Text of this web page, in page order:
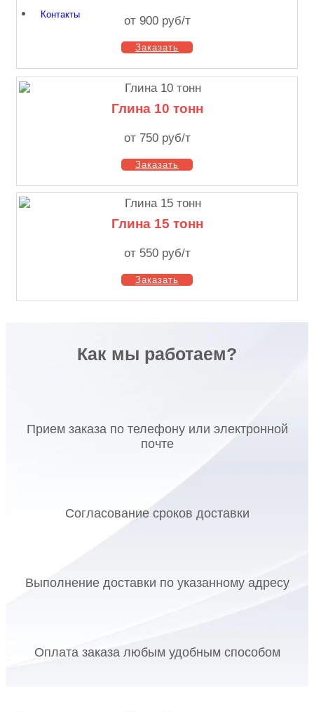
Контакты от 900 руб/т
Заказать
Глина 10 тонн
от 750 руб/т
Заказать
Глина 15 тонн
от 550 руб/т
Заказать
Как мы работаем?
Прием заказа по телефону или электронной
почте
Согласование сроков доставки
Выполнение доставки по указанному адресу
Оплата заказа любым удобным способом